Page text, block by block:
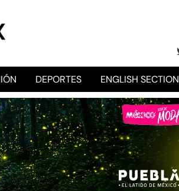
DEPORTES ENGLISH SECTION